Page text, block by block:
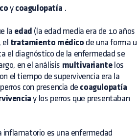
y coagulopatía .
la edad (la edad media era de 10 años
tratamiento médico de una forma u
el diagnóstico de la enfermedad se
en el análisis multivariantelos
el tiempo de supervivencia era la
con presencia de coagulopatía
y los perros que presentaban
inflamatorio es una enfermedad